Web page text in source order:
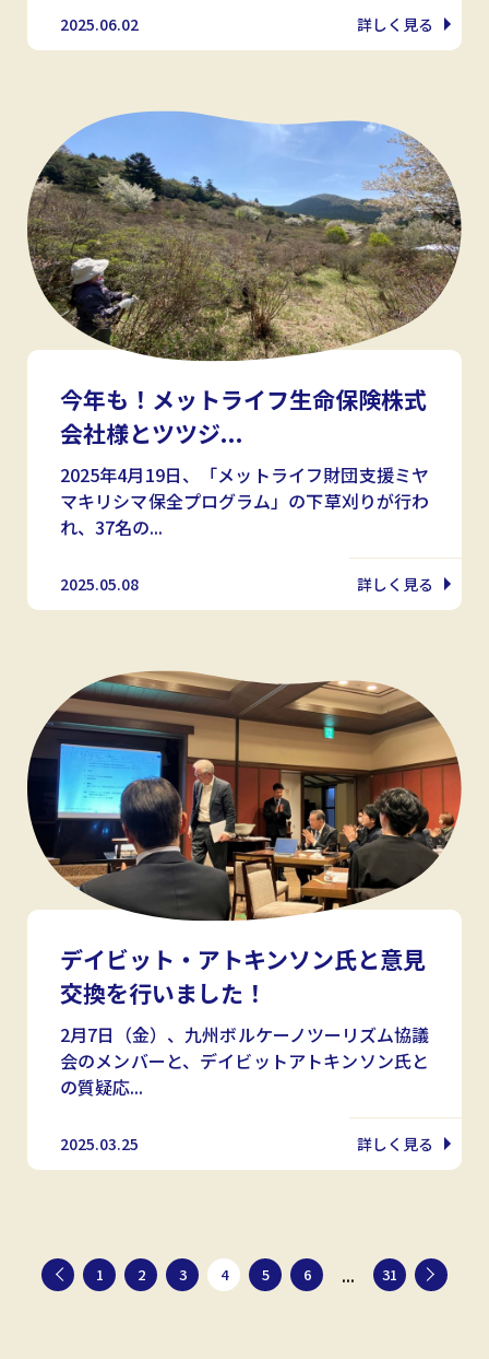
2025.06.02 詳しく見る
今年も！メットライフ生命保険株式
会社様とツツジ...
2025年4月19日、「メットライフ財団支援ミヤ
マキリシマ保全プログラム」の下草刈りが行わ
れ、37名の...
2025.05.08 詳しく見る
デイビット・アトキンソン氏と意見
交換を行いました！
2月7日（金）、九州ボルケーノツーリズム協議
会のメンバーと、デイビットアトキンソン氏と
の質疑応...
2025.03.25 詳しく見る
1 2 3 4 5 6 ... 31